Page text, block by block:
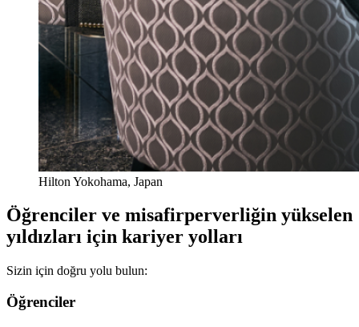
Hilton Yokohama, Japan
Öğrenciler ve misafirperverliğin yükselen
yıldızları için kariyer yolları
Sizin için doğru yolu bulun:
Öğrenciler